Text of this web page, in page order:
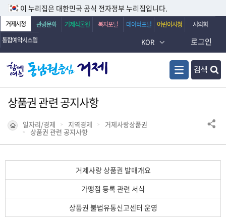
이 누리집은 대한민국 공식 전자정부 누리집입니다.
거제시청 관광문화 거제식물원 복지포털 데이터포털 어린이시청
시의회
통합예약시스템
KOR
검색
로그인
상품권 관련 공지사항
일자리/경제 지역경제 거제사랑상품권
상품권 관련 공지사항
거제사랑 상품권 발매개요
가맹점 등록 관련 서식
상품권 불법유통신고센터 운영